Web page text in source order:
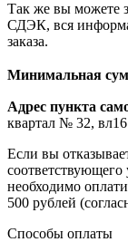
Так же вы можете
СДЭК, вся
заказа.
Минимальная
Адрес пункта
квартал № 32,
Если вы
соответствующего
необходимо
500 рублей
Способы оплаты